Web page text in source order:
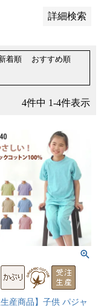
詳細検索
着順
おすすめ順
4件中 1-4件表示
生産商品】子供 パジャ